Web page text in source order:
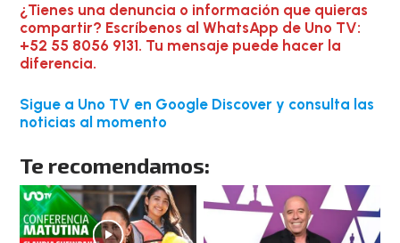
¿Tienes una denuncia o información que quieras
compartir? Escríbenos al WhatsApp de Uno TV:
+52 55 8056 9131. Tu mensaje puede hacer la
diferencia.
Sigue a Uno TV en Google Discover y consulta las
noticias al momento
Te recomendamos: